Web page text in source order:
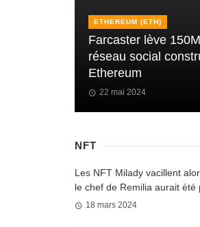
ETHEREUM (ETH)
Farcaster lève
réseau social
Ethereum
22 mai 2024
NFT
Les NFT Milady vacillent
le chef de Remilia aurait été
18 mars 2024